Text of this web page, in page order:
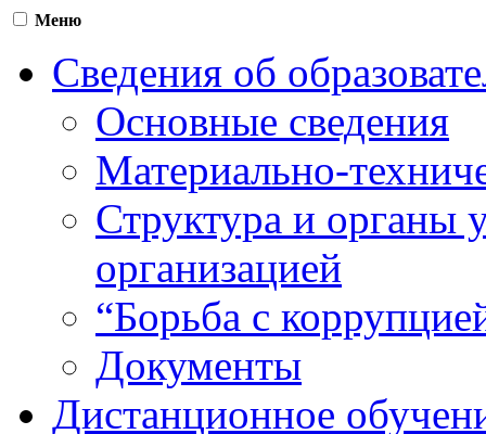
Меню
Сведения об
Основные сведения
Материально-
Структура и органы
организацией
“Борьба с
Документы
Дистанционное